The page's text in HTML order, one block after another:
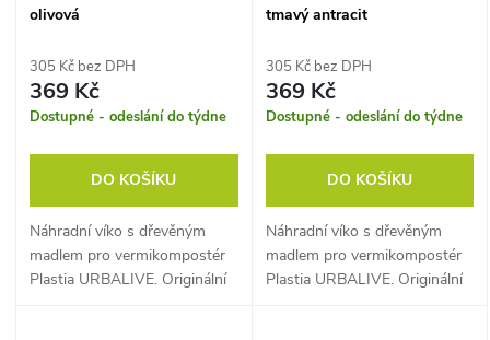
olivová
305 Kč bez DPH
369 Kč
Dostupné - odeslání do týdne
DO KOŠÍKU
Náhradní víko s dřevěným
madlem pro vermikompostér
Plastia URBALIVE. Originální
tmavý antracit
305 Kč bez DPH
369 Kč
Dostupné - odeslání do týdne
DO KOŠÍKU
Náhradní víko s dřevěným
madlem pro vermikompostér
Plastia URBALIVE. Originální